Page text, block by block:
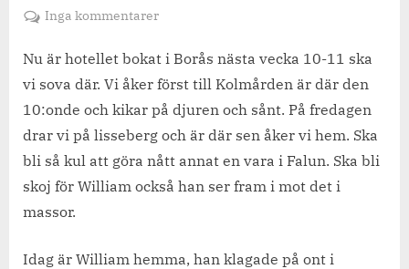
on
Inga kommentarertill
hotell.
Nu är hotellet bokat i Borås nästa vecka 10-11 ska
vi sova där. Vi åker först till Kolmården är där den
10:onde och kikar på djuren och sånt. På fredagen
drar vi på lisseberg och är där sen åker vi hem. Ska
bli så kul att göra nått annat en vara i Falun. Ska bli
skoj för William också han ser fram i mot det i
massor.
Idag är William hemma, han klagade på ont i